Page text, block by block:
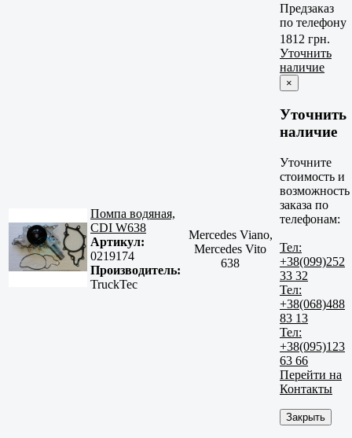
Предзаказ
по телефону
Помпа водяная,
CDI W638
Артикул:
0219174
Производитель:
TruckTec
Mercedes Viano,
Mercedes Vito
638
1812 грн.
Уточнить
наличие
×
Уточнить
наличие
Уточните
стоимость и
возможность
заказа по
телефонам:
Тел:
+38(099)252
33 32
Тел:
+38(068)488
83 13
Тел:
+38(095)123
63 66
Перейти на
Контакты
Закрыть